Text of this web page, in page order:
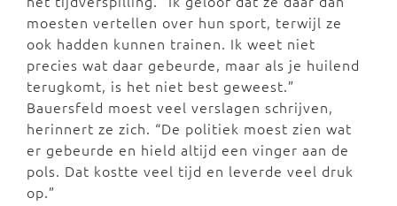
moesten vertellen over hun sport, terwijl ze
ook hadden kunnen trainen. Ik weet niet
precies wat daar gebeurde, maar als je huilend
terugkomt, is het niet best geweest.”
Bauersfeld moest veel verslagen schrijven,
herinnert ze zich. “De politiek moest zien wat
er gebeurde en hield altijd een vinger aan de
pols. Dat kostte veel tijd en leverde veel druk
op.”